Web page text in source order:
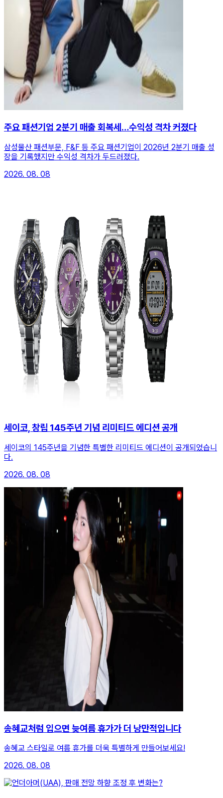
주요 패션기업 2분기 매출 회복세…수익성 격차 커졌다
삼성물산 패션부문, F&F 등 주요 패션기업이 2026년 2분기 매출 성
장을 기록했지만 수익성 격차가 두드러졌다.
2026. 08. 08
세이코, 창립 145주년 기념 리미티드 에디션 공개
세이코의 145주년을 기념한 특별한 리미티드 에디션이 공개되었습니
다.
2026. 08. 08
송혜교처럼 입으면 늦여름 휴가가 더 낭만적입니다
송혜교 스타일로 여름 휴가를 더욱 특별하게 만들어보세요!
2026. 08. 08